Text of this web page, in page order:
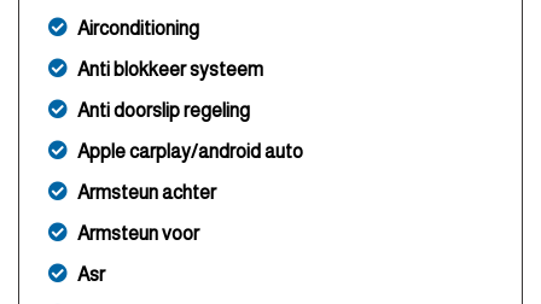
Airconditioning
Anti blokkeer systeem
Anti doorslip regeling
Apple carplay/android auto
Armsteun achter
Armsteun voor
Asr